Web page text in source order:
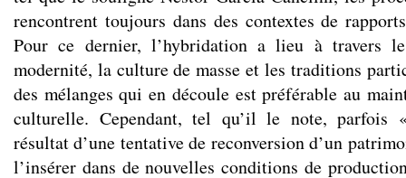
rencontrent toujours dans des contextes de
Pour ce dernier, l’hybridation a lieu à travers
modernité, la culture de masse et les traditions
des mélanges qui en découle est préférable au
culturelle. Cependant, tel qu’il le note, parfois
résultat d’une tentative de reconversion d’un
l’insérer dans de nouvelles conditions de